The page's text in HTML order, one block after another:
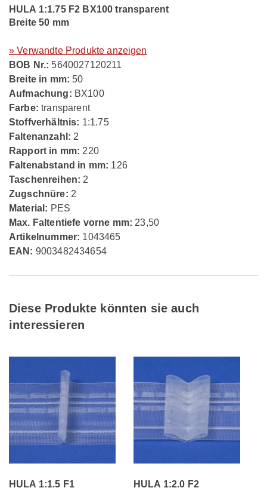
HULA 1:1.75 F2 BX100 transparent
Breite 50 mm
» Verwandte Produkte anzeigen
BOB Nr.: 5640027120211
Breite in mm: 50
Aufmachung: BX100
Farbe: transparent
Stoffverhältnis: 1:1.75
Faltenanzahl: 2
Rapport in mm: 220
Faltenabstand in mm: 126
Taschenreihen: 2
Zugschnüre: 2
Material: PES
Max. Faltentiefe vorne mm: 23,50
Artikelnummer: 1043465
EAN: 9003482434654
Diese Produkte könnten sie auch
interessieren
HULA 1:1.5 F1
HULA 1:2.0 F2